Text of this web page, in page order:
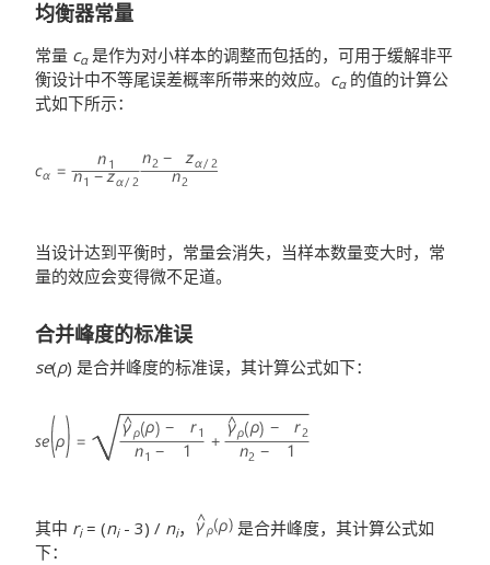
均衡器常量
常量 cα是作为对小样本的调整而包括的，可用于缓解非平
衡设计中不等尾误差概率所带来的效应。 cα的值的计算公
式如下所示：
当设计达到平衡时，常量会消失，当样本数量变大时，常
量的效应会变得微不足道。
合并峰度的标准误
se(ρ) 是合并峰度的标准误，其计算公式如下：
其中 ri= (ni- 3) / ni，
是合并峰度，其计算公式如
下：